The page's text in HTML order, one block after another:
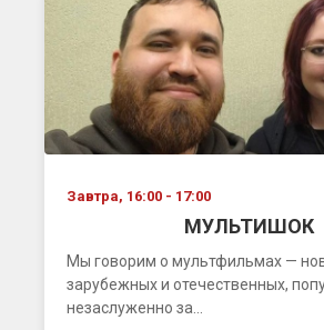
Завтра, 16:00 - 17:00
МУЛЬТИШОК
Мы говорим о мультфильмах —
зарубежных и отечественных,
незаслуженно за...